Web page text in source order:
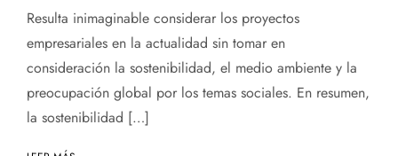
Resulta inimaginable considerar los proyectos
empresariales en la actualidad sin tomar en
consideración la sostenibilidad, el medio ambiente y la
preocupación global por los temas sociales. En resumen,
la sostenibilidad […]